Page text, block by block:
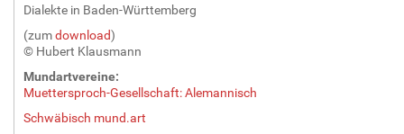
Dialekte in Baden-Württemberg
(zumdownload)
© Hubert Klausmann
Mundartvereine:
Muettersproch-Gesellschaft: Alemannisch
Schwäbisch mund.art